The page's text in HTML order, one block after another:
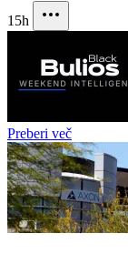
15h
Preberi več